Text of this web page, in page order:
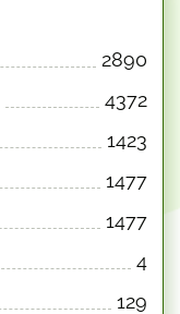
2890
4372
1423
1477
1477
4
129